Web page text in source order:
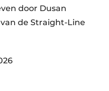
door Dusan
de Straight-Line